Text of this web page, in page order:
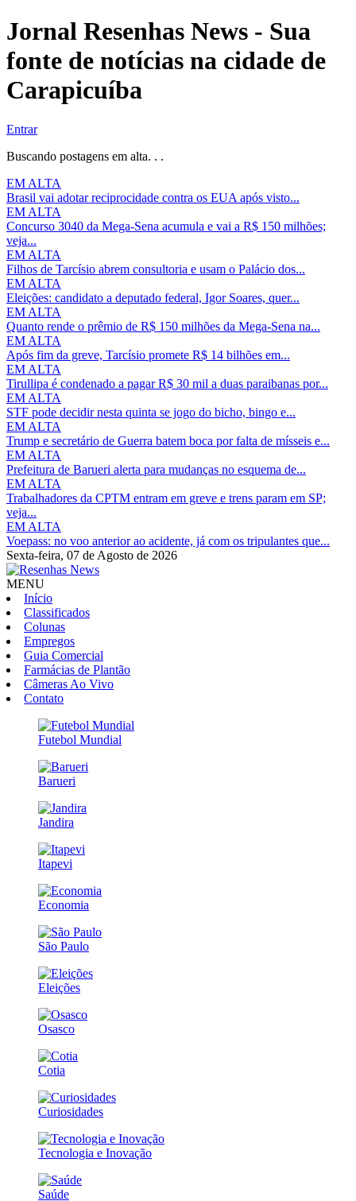
Jornal Resenhas News - Sua
fonte de notícias na cidade de
Carapicuíba
Entrar
Buscando postagens em alta. . .
EM ALTA
Brasil vai adotar reciprocidade contra os EUA após visto...
EM ALTA
Concurso 3040 da Mega-Sena acumula e vai a R$ 150 milhões;
veja...
EM ALTA
Filhos de Tarcísio abrem consultoria e usam o Palácio dos...
EM ALTA
Eleições: candidato a deputado federal, Igor Soares, quer...
EM ALTA
Quanto rende o prêmio de R$ 150 milhões da Mega-Sena na...
EM ALTA
Após fim da greve, Tarcísio promete R$ 14 bilhões em...
EM ALTA
Tirullipa é condenado a pagar R$ 30 mil a duas paraibanas por...
EM ALTA
STF pode decidir nesta quinta se jogo do bicho, bingo e...
EM ALTA
Trump e secretário de Guerra batem boca por falta de mísseis e...
EM ALTA
Prefeitura de Barueri alerta para mudanças no esquema de...
EM ALTA
Trabalhadores da CPTM entram em greve e trens param em SP;
veja...
EM ALTA
Voepass: no voo anterior ao acidente, já com os tripulantes que...
Sexta-feira, 07 de Agosto de 2026
MENU
Início
Classificados
Colunas
Empregos
Guia Comercial
Farmácias de Plantão
Câmeras Ao Vivo
Contato
Futebol Mundial
Barueri
Jandira
Itapevi
Economia
São Paulo
Eleições
Osasco
Cotia
Curiosidades
Tecnologia e Inovação
Saúde